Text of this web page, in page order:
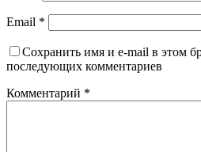
Email *
Сохранить имя и e-mail в этом
последующих комментариев
Комментарий *